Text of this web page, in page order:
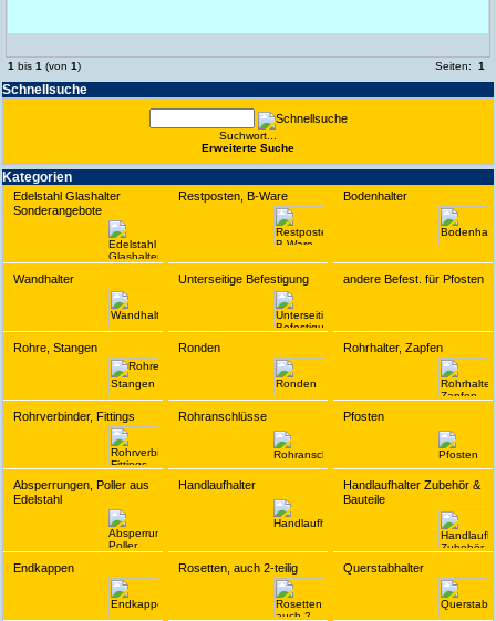
Schnell­suche
Suchwort...
Erwei­terte Suche
Kate­gorien
Edelstahl Glashalter
Sonderangebote
Restposten, B-Ware Bodenhalter
Wandhalter Unterseitige Befestigung andere Befest. für Pfosten
Rohre, Stangen Ronden Rohrhalter, Zapfen
Rohrverbinder, Fittings Rohranschlüsse Pfosten
Absperrungen, Poller aus
Edelstahl
Handlaufhalter
Handlaufhalter Zubehör &
Bauteile
Endkappen Rosetten, auch 2-teilig Querstabhalter
1 bis 1 (von 1) Seiten: 1